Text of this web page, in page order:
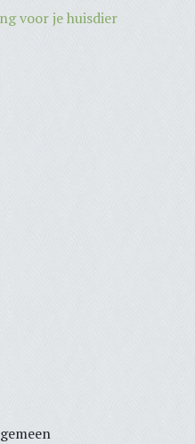
voor je huisdier